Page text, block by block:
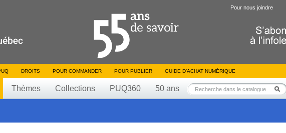
Pour nous joindre
DROITS POUR COMMANDER POUR PUBLIER GUIDE D’ACHAT NUMÉRIQUE
Thèmes Collections PUQ360 50 ans